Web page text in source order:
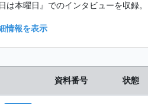
は本曜日』でのインタビューを収録。
情報を表示
資料番号 状態